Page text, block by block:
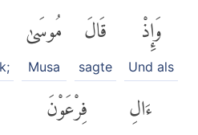
وَإِذْ
Und als
قَالَ
sagte
مُوسَىٰ
Musa
ءَالِ فِرْعَوْنَ